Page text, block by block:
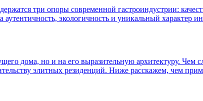
три опоры современной гастроиндустрии:
экологичность и уникальный характер
дома, но и на его выразительную архитектуру. Чем
элитных резиденций. Ниже расскажем, чем